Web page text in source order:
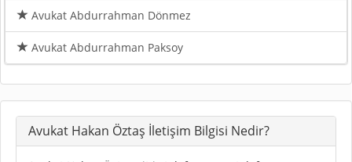
Avukat Abdurrahman Dönmez
Avukat Abdurrahman Paksoy
Avukat Hakan Öztaş İletişim Bilgisi Nedir?